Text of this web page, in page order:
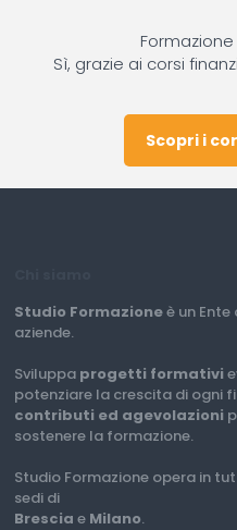
Sì, grazie ai corsi
Scopri i
Studio Formazioneè un
aziende.
Sviluppa progetti formativi
potenziare la crescita di ogni
contributi ed agevolazioni
sostenere la formazione.
Studio Formazione opera in
sedi di
Brescia e Milano.